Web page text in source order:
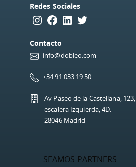
Redes Sociales
Instagram Facebook LinkedIn Twitter
Contacto
info@dobleo.com
+34 91 033 19 50
Av Paseo de la Castellana, 123,
escalera Izquierda, 4D.
28046 Madrid
SEAMOS PARTNERS